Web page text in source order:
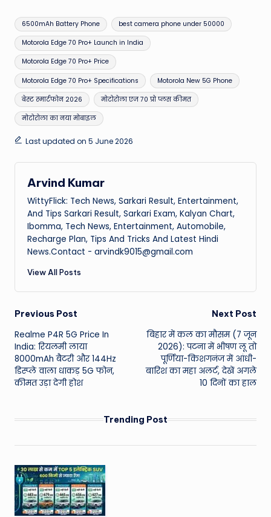
Tags:
6500mAh Battery Phone best camera phone under 50000
Motorola Edge 70 Pro+ Launch in India
Motorola Edge 70 Pro+ Price
Motorola Edge 70 Pro+ Specifications Motorola New 5G Phone
बेस्ट स्मार्टफोन 2026 मोटोरोला एज 70 प्रो प्लस कीमत
मोटोरोला का नया मोबाइल
Last updated on 5 June 2026
Arvind Kumar
WittyFlick: Tech News, Sarkari Result, Entertainment,
And Tips Sarkari Result, Sarkari Exam, Kalyan Chart,
Ibomma, Tech News, Entertainment, Automobile,
Recharge Plan, Tips And Tricks And Latest Hindi
News.Contact - arvindk9015@gmail.com
View All Posts
Post
navigation
Previous Post
Realme P4R 5G Price In
India: रियलमी लाया
8000mAh बैटरी और 144Hz
डिस्प्ले वाला धाकड़ 5G फोन,
कीमत उड़ा देगी होश
Next Post
बिहार में कल का मौसम (7 जून
2026): पटना में भीषण लू तो
पूर्णिया-किशगनंज में आंधी-
बारिश का महा अलर्ट, देखें अगले
10 दिनों का हाल
Trending Post